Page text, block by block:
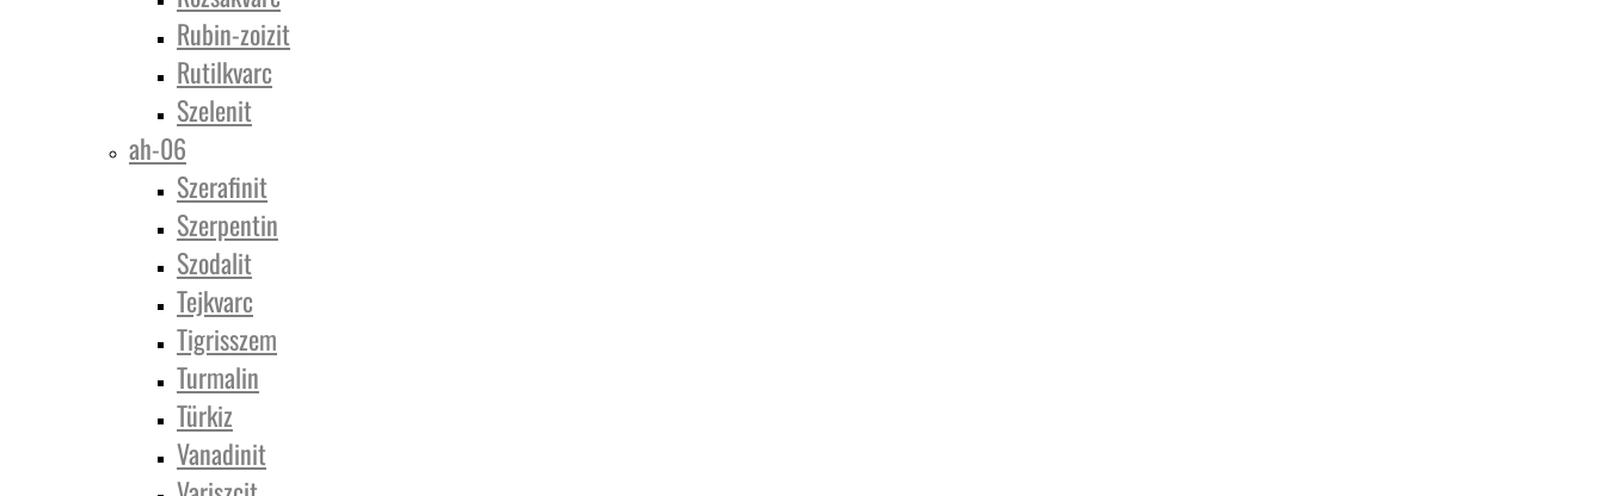
Rubin-zoizit
Rutilkvarc
Szelenit
ah-06
Szerafinit
Szerpentin
Szodalit
Tejkvarc
Tigrisszem
Turmalin
Türkiz
Vanadinit